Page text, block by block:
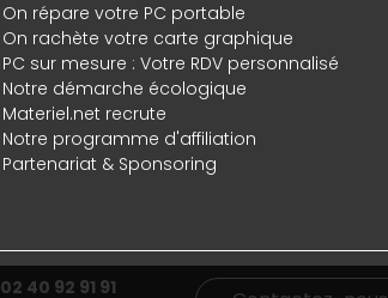
On répare votre PC portable
On rachète votre carte graphique
PC sur mesure : Votre RDV personnalisé
Notre démarche écologique
Materiel.net recrute
Notre programme d'affiliation
Partenariat & Sponsoring
02 40 92 91 91